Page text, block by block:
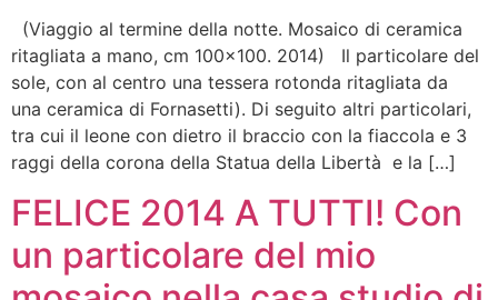
(Viaggio al termine della notte. Mosaico di ceramica
ritagliata a mano, cm 100×100. 2014) Il particolare del
sole, con al centro una tessera rotonda ritagliata da
una ceramica di Fornasetti). Di seguito altri particolari,
tra cui il leone con dietro il braccio con la fiaccola e 3
raggi della corona della Statua della Libertà e la […]
FELICE 2014 A TUTTI! Con
un particolare del mio